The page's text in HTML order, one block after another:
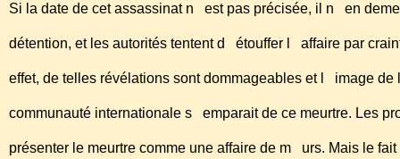
Si la date de cet assassinat n est pas précisée, il n en
détention, et les autorités tentent d étouffer l affaire par
effet, de telles révélations sont dommageables et l image
communauté internationale s emparait de ce meurtre. Les
présenter le meurtre comme une affaire de m urs. Mais le